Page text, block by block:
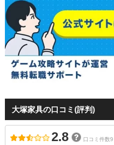
大塚家具の口コミ(評判)
2.8 口コミ件数9